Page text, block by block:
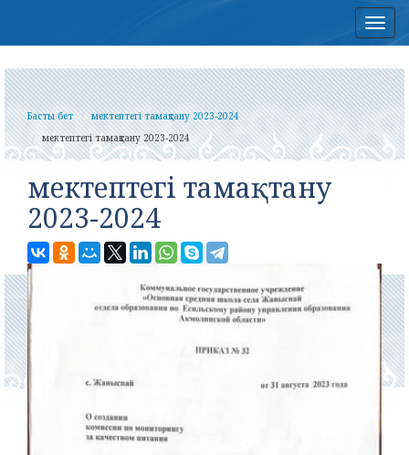
Басты бет
мектептегі тамақтану 2023-2024
мектептегі тамақтану 2023-2024
мектептегі тамақтану
2023-2024